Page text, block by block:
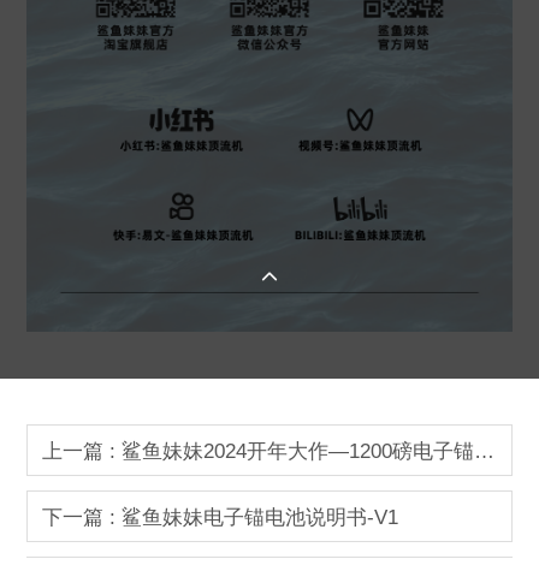

上一篇 : 鲨鱼妹妹2024开年大作—1200磅电子锚引领海钓装备新潮流
下一篇 : 鲨鱼妹妹电子锚电池说明书-V1